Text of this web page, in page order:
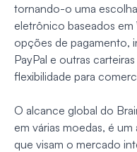
tornando-o uma
eletrônico baseados em
opções de pagamento,
PayPal e outras
flexibilidade para
O alcance global do
em várias moedas, é
que visam o mercado